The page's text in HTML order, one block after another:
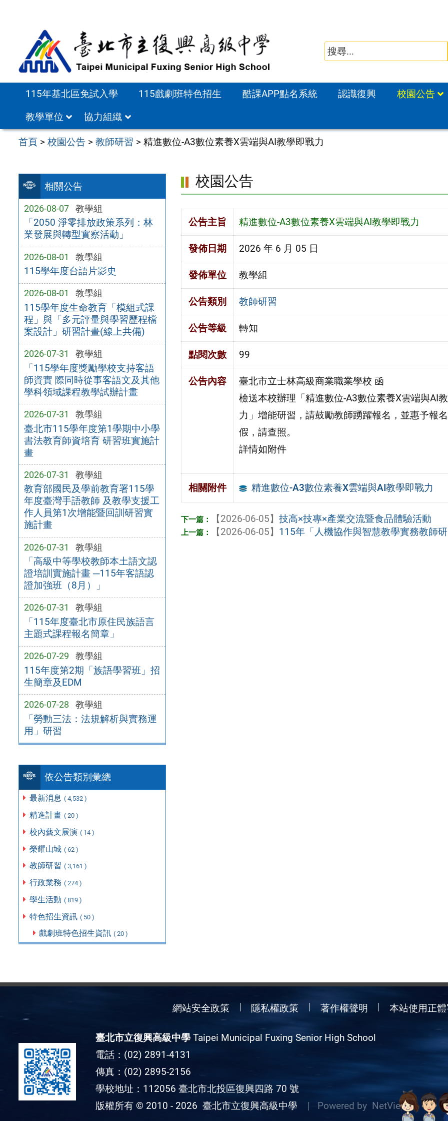
115年基北區免試入學 115戲劇班特色招生 酷課APP點名系統 認識復興
校園公告
教學單位
協力組織
首頁 >校園公告 >教師研習 >精進數位-A3數位素養X雲端與AI教學即戰力
相關公告
2026-08-07 教學組
「2050 淨零排放政策系列：林
業發展與轉型實察活動」
2026-08-01 教學組
115學年度台語片影史
2026-08-01 教學組
115學年度生命教育「模組式課
程」與「多元評量與學習歷程檔
案設計」研習計畫(線上共備)
2026-07-31 教學組
「115學年度獎勵學校支持客語
師資實 際同時從事客語文及其他
學科領域課程教學試辦計畫
2026-07-31 教學組
臺北市115學年度第1學期中小學
書法教育師資培育 研習班實施計
畫
2026-07-31 教學組
教育部國民及學前教育署115學
年度臺灣手語教師 及教學支援工
作人員第1次增能暨回訓研習實
施計畫
2026-07-31 教學組
「高級中等學校教師本土語文認
證培訓實施計畫 ─115年客語認
證加強班（8月）」
2026-07-31 教學組
「115年度臺北市原住民族語言
主題式課程報名簡章」
2026-07-29 教學組
115年度第2期「族語學習班」招
生簡章及EDM
2026-07-28 教學組
「勞動三法：法規解析與實務運
用」研習
依公告類別彙總
最新消息 ( 4,532 )
精進計畫 ( 20 )
校內藝文展演 ( 14 )
榮耀山城 ( 62 )
教師研習 ( 3,161 )
行政業務 ( 274 )
學生活動 ( 819 )
特色招生資訊 ( 50 )
戲劇班特色招生資訊 ( 20 )
校園公告
公告主旨 精進數位-A3數位素養X雲端與AI教學即戰力
發佈日期 2026 年 6 月 05 日
發佈單位 教學組
公告類別 教師研習
公告等級 轉知
點閱次數 99
公告內容
臺北市立士林高級商業職業學校 函
檢送本校辦理「精進數位-A3數位素養X雲端與AI
力」增能研習，請鼓勵教師踴躍報名，並惠予報
假，請查照。
詳情如附件
相關附件 精進數位-A3數位素養X雲端與AI教學即戰力
【2026-06-05】技高×技專×產業交流暨食品體驗活動
【2026-06-05】 115年「人機協作與智慧教學實務教師
網站安全政策 隱私權政策 著作權聲明 本站使用正
臺北市立復興高級中學Taipei Municipal Fuxing Senior High School
電話：(02) 2891-4131
傳真：(02) 2895-2156
學校地址：112056 臺北市北投區復興四路 70 號
版權所有 © 2010 - 2026 臺北市立復興高級中學 | Powered by NetView